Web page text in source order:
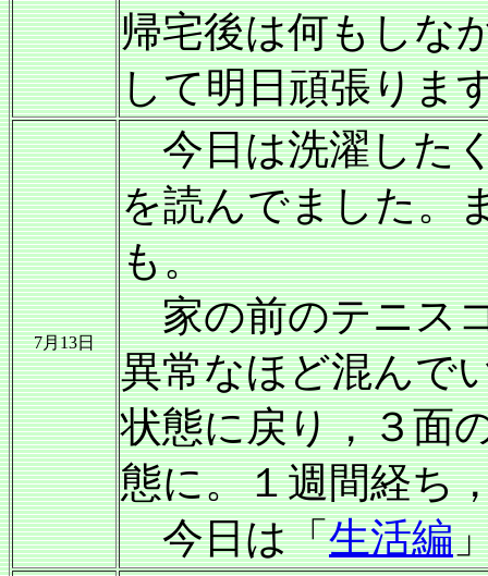
帰宅後は何もしな
して明日頑張りま
7月13日
今日は洗濯した
を読んでました。
も。
家の前のテニス
異常なほど混んで
状態に戻り，３面
態に。１週間経ち
今日は「生活編